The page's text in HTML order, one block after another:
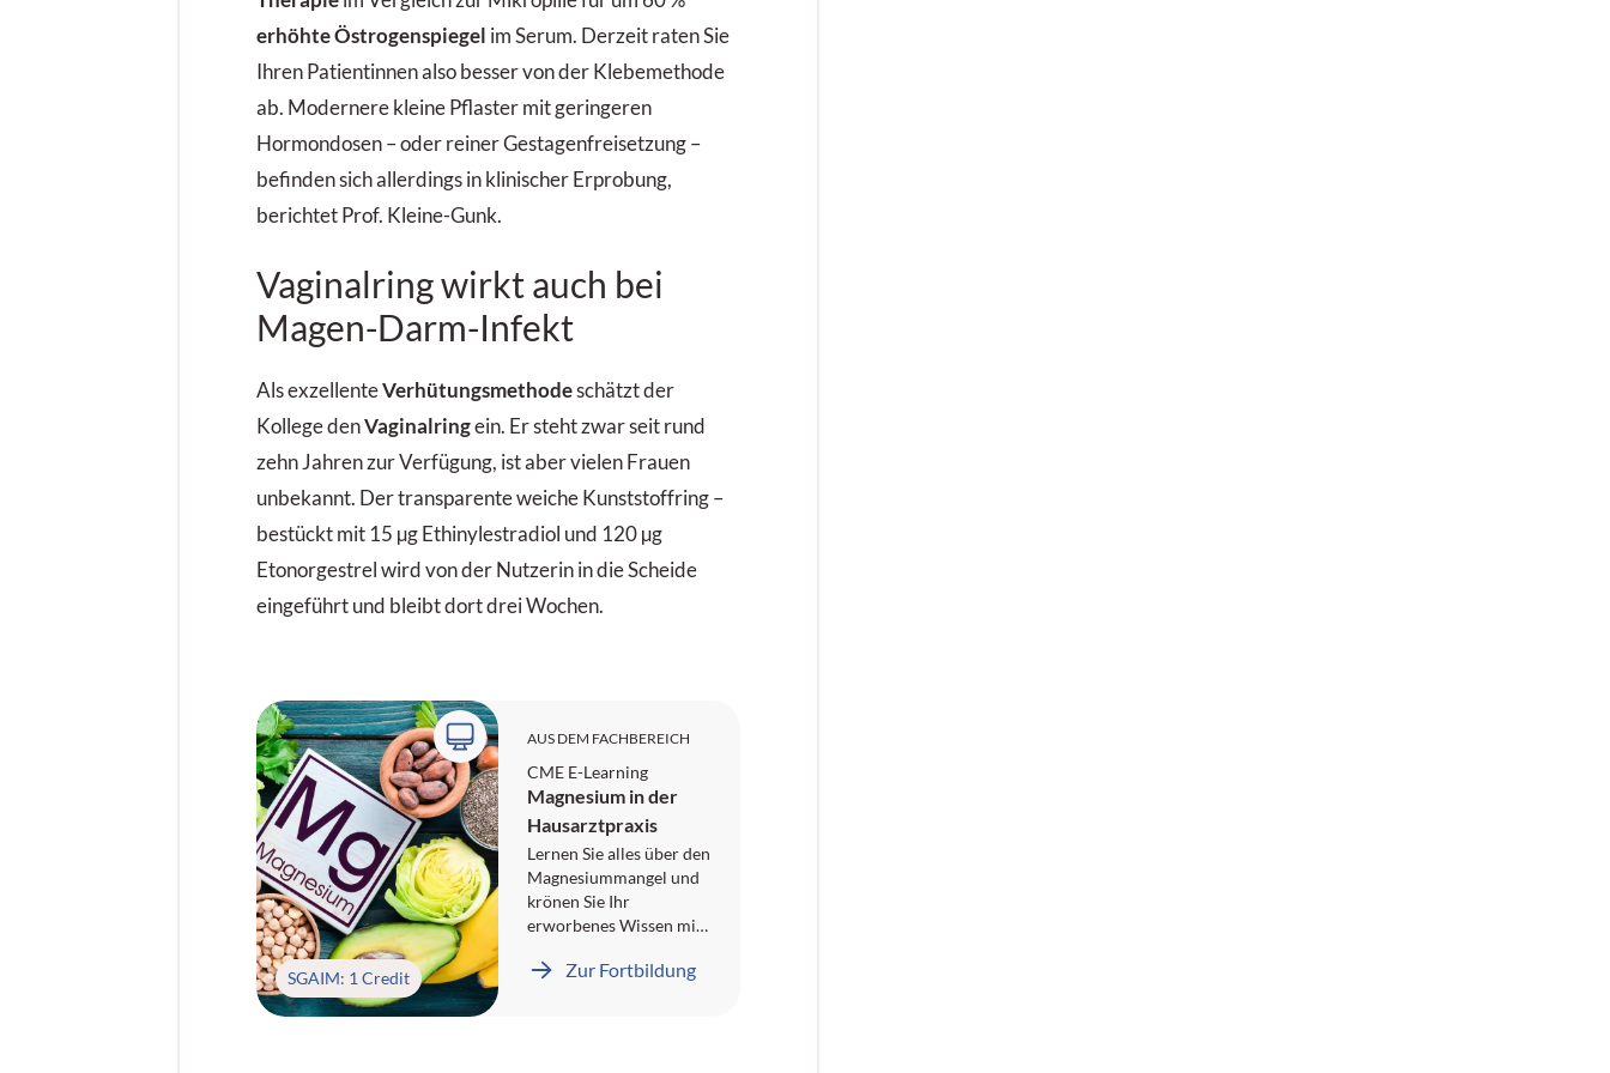
erhöhte Östrogenspiegel im Serum. Derzeit raten Sie
Ihren Patientinnen also besser von der Klebemethode
ab. Modernere kleine Pflaster mit geringeren
Hormondosen – oder reiner Gestagenfreisetzung –
befinden sich allerdings in klinischer Erprobung,
berichtet Prof. Kleine-Gunk.
Vaginalring wirkt auch bei
Magen-Darm-Infekt
Als exzellenteVerhütungsmethodeschätzt der
Kollege denVaginalringein. Er steht zwar seit rund
zehn Jahren zur Verfügung, ist aber vielen Frauen
unbekannt. Der transparente weiche Kunststoffring –
bestückt mit 15 µg Ethinylestradiol und 120 µg
Etonorgestrel wird von der Nutzerin in die Scheide
eingeführt und bleibt dort drei Wochen.
SGAIM: 1 Credit
AUS DEM FACHBEREICH
CME E-Learning
Magnesium in der
Hausarztpraxis
Lernen Sie alles über den
Magnesiummangel und
krönen Sie Ihr
erworbenes Wissen mit
Fortbildungspunkt der
Zur Fortbildung